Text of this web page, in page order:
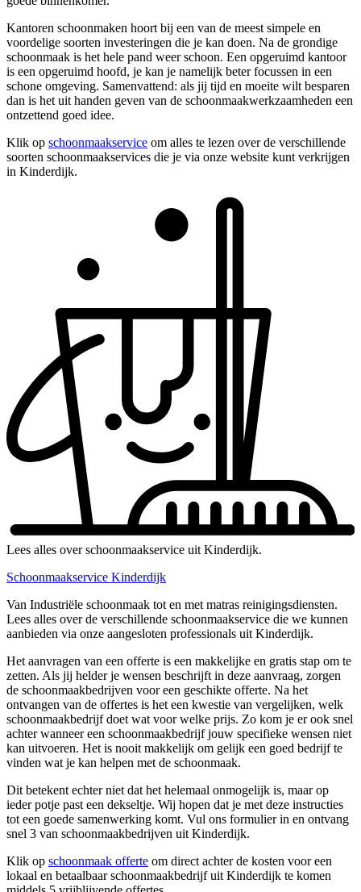
Kantoren schoonmaken hoort bij een van de meest simpele en
voordelige soorten investeringen die je kan doen. Na de grondige
schoonmaak is het hele pand weer schoon. Een opgeruimd kantoor
is een opgeruimd hoofd, je kan je namelijk beter focussen in een
schone omgeving. Samenvattend: als jij tijd en moeite wilt besparen
dan is het uit handen geven van de schoonmaakwerkzaamheden een
ontzettend goed idee.
Klik op schoonmaakservice om alles te lezen over de verschillende
soorten schoonmaakservices die je via onze website kunt verkrijgen
in Kinderdijk.
Lees alles over schoonmaakservice uit Kinderdijk.
Schoonmaakservice Kinderdijk
Van Industriële schoonmaak tot en met matras reinigingsdiensten.
Lees alles over de verschillende schoonmaakservice die we kunnen
aanbieden via onze aangesloten professionals uit Kinderdijk.
Het aanvragen van een offerte is een makkelijke en gratis stap om te
zetten. Als jij helder je wensen beschrijft in deze aanvraag, zorgen
de schoonmaakbedrijven voor een geschikte offerte. Na het
ontvangen van de offertes is het een kwestie van vergelijken, welk
schoonmaakbedrijf doet wat voor welke prijs. Zo kom je er ook snel
achter wanneer een schoonmaakbedrijf jouw specifieke wensen niet
kan uitvoeren. Het is nooit makkelijk om gelijk een goed bedrijf te
vinden wat je kan helpen met de schoonmaak.
Dit betekent echter niet dat het helemaal onmogelijk is, maar op
ieder potje past een dekseltje. Wij hopen dat je met deze instructies
tot een goede samenwerking komt. Vul ons formulier in en ontvang
snel 3 van schoonmaakbedrijven uit Kinderdijk.
Klik op schoonmaak offerte om direct achter de kosten voor een
lokaal en betaalbaar schoonmaakbedrijf uit Kinderdijk te komen